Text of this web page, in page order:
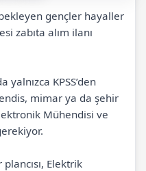
gençler hayaller
zabıta alım ilanı
KPSS’den
mimar ya da şehir
Mühendisi ve
Elektrik